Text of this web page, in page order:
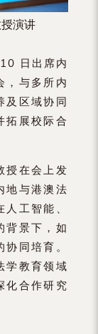
演讲
日出席内
，与多所内
及区域协同
拓展校际合
授在会上发
地与港澳法
工智能、
背景下，如
同培育。
学教育领域
化合作研究